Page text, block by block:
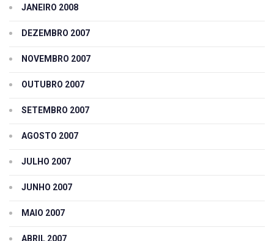
JANEIRO 2008
DEZEMBRO 2007
NOVEMBRO 2007
OUTUBRO 2007
SETEMBRO 2007
AGOSTO 2007
JULHO 2007
JUNHO 2007
MAIO 2007
ABRIL 2007